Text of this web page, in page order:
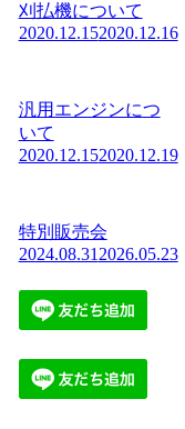
刈払機について
2020.12.152020.12.16
汎用エンジンにつ
いて
2020.12.152020.12.19
特別販売会
2024.08.31 2026.05.23